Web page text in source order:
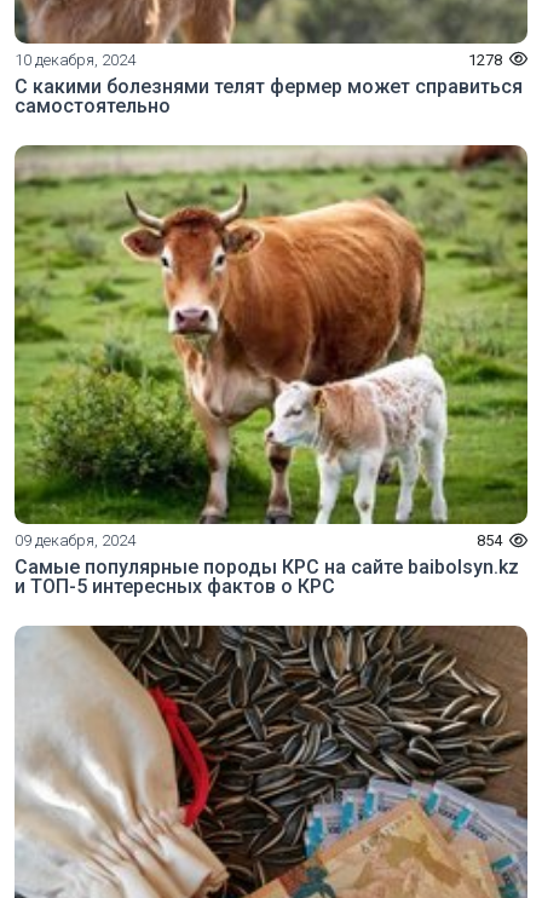
10 декабря, 2024 1278
С какими болезнями телят фермер может справиться
самостоятельно
09 декабря, 2024 854
Самые популярные породы КРС на сайте baibolsyn.kz
и ТОП-5 интересных фактов о КРС